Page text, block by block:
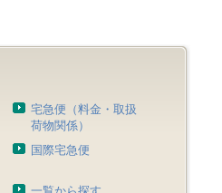
宅急便（料金・取扱
荷物関係）
国際宅急便